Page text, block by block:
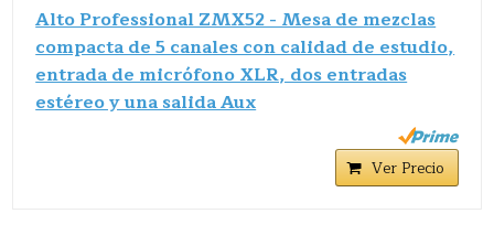
Alto Professional ZMX52 - Mesa de mezclas
compacta de 5 canales con calidad de estudio,
entrada de micrófono XLR, dos entradas
estéreo y una salida Aux
Ver Precio